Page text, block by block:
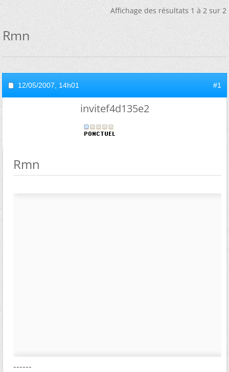
Affichage des résultats 1 à 2 sur 2
Rmn
12/05/2007, 14h01 #1
invitef4d135e2
Rmn
------